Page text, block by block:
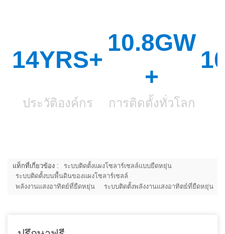
14YRS+
10.8GW
+
ประวัติองค์กร การติดตั้งทั่วโลก
แท็กที่เกี่ยวข้อง : ระบบติดตั้งแผงโซลาร์เซลล์แบบยืดหยุ่น
ระบบติดตั้งบนพื้นดินของแผงโซลาร์เซลล์
พลังงานแสงอาทิตย์ที่ยืดหยุ่น
ระบบติดตั้งพลังงานแสงอาทิตย์ที่ยืดหยุ่น